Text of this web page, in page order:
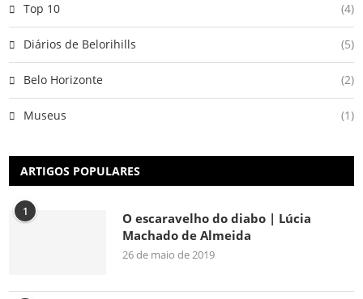
Top 10 (4)
Diários de Belorihills (5)
Belo Horizonte (2)
Museus (1)
ARTIGOS POPULARES
1
O escaravelho do diabo | Lúcia
Machado de Almeida
26 de maio de 2019